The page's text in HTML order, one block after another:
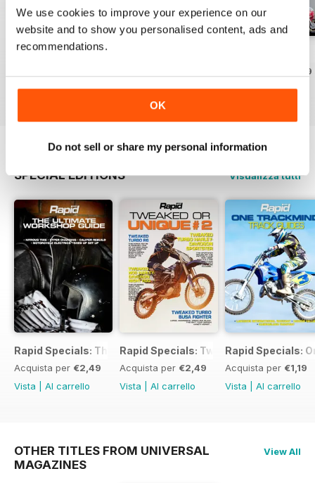
We use cookies to improve your experience on our
website and to show you personalised content, ads and
recommendations.
OK
Do not sell or share my personal information
Issue#104 2016
Vista|Al carrello
Vista|Al carrello
€3,49
Vista|Al carrello
SPECIAL EDITIONS Visualizza tutti
Rapid Specials: The Ultimate Workshop Guide
Acquista per €2,49
Vista
Al carrello
Rapid Specials: Tweaked or Unique #2!
Acquista per €2,49
Vista
Al carrello
Rapid Specials:
Acquista per €1,19
Vista
Al carrello
OTHER TITLES FROM UNIVERSAL
MAGAZINES
View All